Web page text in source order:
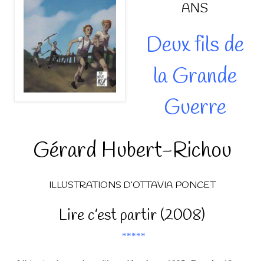
ANS
Deux fils de
la Grande
Guerre
Gérard Hubert-Richou
ILLUSTRATIONS D’OTTAVIA PONCET
Lire c’est partir (2008)
*****